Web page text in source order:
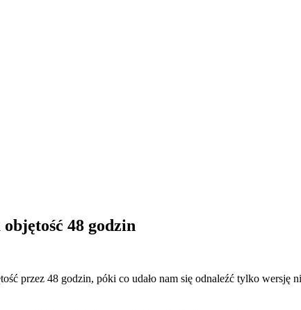
48 godzin
przez 48 godzin, póki co udało nam się odnaleźć tylko